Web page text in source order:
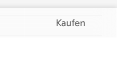
Kaufen